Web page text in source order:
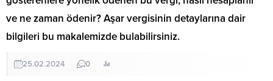
ve ne zaman ödenir? Aşar vergisinin detaylarına dair
bilgileri bu makalemizde bulabilirsiniz.
25.02.2024 0